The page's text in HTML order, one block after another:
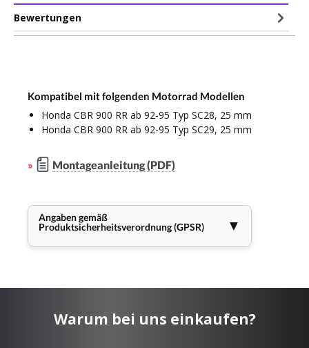
Bewertungen
Kompatibel mit folgenden Motorrad Modellen
Honda CBR 900 RR ab 92-95 Typ SC28, 25 mm
Honda CBR 900 RR ab 92-95 Typ SC29, 25 mm
» Montageanleitung (PDF)
Angaben gemäß
Produktsicherheitsverordnung (GPSR)
▼
Warum bei uns einkaufen?